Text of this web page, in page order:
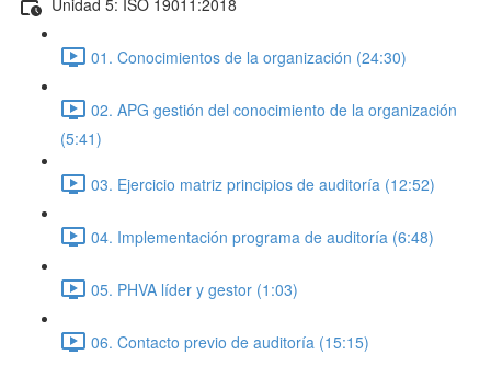
01. Conocimientos de la organización (24:30)
02. APG gestión del conocimiento de la organización
(5:41)
03. Ejercicio matriz principios de auditoría (12:52)
04. Implementación programa de auditoría (6:48)
05. PHVA líder y gestor (1:03)
06. Contacto previo de auditoría (15:15)